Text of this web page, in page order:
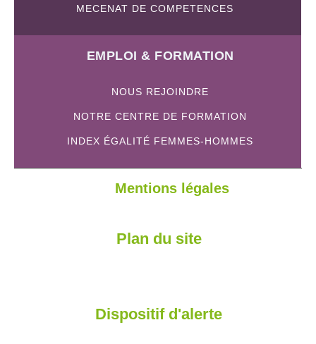
MECENAT DE COMPETENCES
EMPLOI & FORMATION
NOUS REJOINDRE
NOTRE CENTRE DE FORMATION
INDEX ÉGALITÉ FEMMES-HOMMES
Mentions légales
Plan du site
Dispositif d'alerte